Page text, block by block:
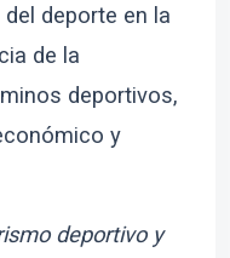
deporte en la
de la
deportivos,
y
deportivo y